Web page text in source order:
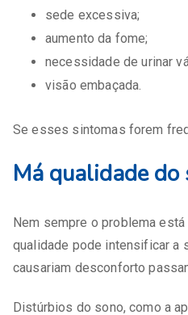
sede excessiva;
aumento da fome;
necessidade de urinar
visão embaçada.
Se esses sintomas forem
Má qualidade
Nem sempre o problema
qualidade pode intensificar a
causariam desconforto
Distúrbios do sono, como a